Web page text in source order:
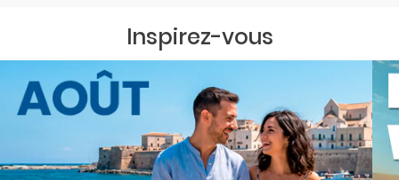
Inspirez-vous